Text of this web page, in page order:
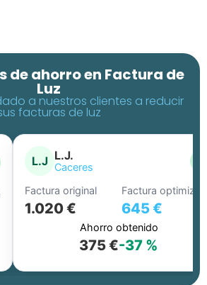
de ahorro en Factura de
Luz
a nuestros clientes a reducir
facturas de luz
L.J L.J.
Caceres
Factura original
1.020 €
Factura optimizada
645 €
Ahorro obtenido
375 €-37 %